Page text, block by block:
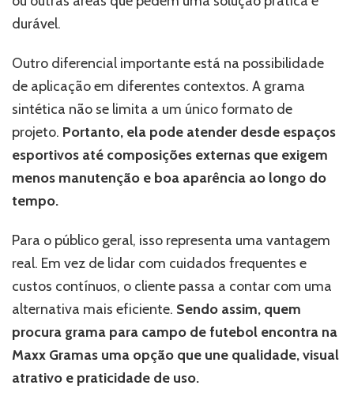
durável.
Outro diferencial importante está na possibilidade
de aplicação em diferentes contextos. A grama
sintética não se limita a um único formato de
projeto. Portanto, ela pode atender desde espaços
esportivos até composições externas que exigem
menos manutenção e boa aparência ao longo do
tempo.
Para o público geral, isso representa uma vantagem
real. Em vez de lidar com cuidados frequentes e
custos contínuos, o cliente passa a contar com uma
alternativa mais eficiente. Sendo assim, quem
procura grama para campo de futebol encontra na
Maxx Gramas uma opção que une qualidade, visual
atrativo e praticidade de uso.